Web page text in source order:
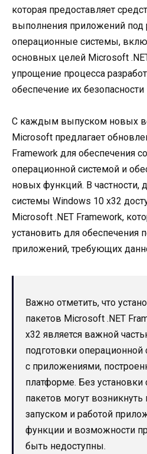
которая предоставляет
выполнения приложений под
операционные системы,
основных целей Microsoft
упрощение процесса
обеспечение их безопасности
С каждым выпуском новых
Microsoft предлагает
Framework для обеспечения
операционной системой и
новых функций. В частности,
системы Windows 10 x32
Microsoft .NET Framework,
установить для обеспечения
приложений, требующих
Важно отметить, что
пакетов Microsoft .NET
x32 является важной
подготовки
с приложениями,
платформе. Без
пакетов могут
запуском и работой
функции и возможности
быть недоступны.